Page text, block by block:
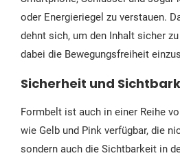
oder Energieriegel zu verstauen.
dehnt sich, um den Inhalt sicher
dabei die Bewegungsfreiheit
Sicherheit und
Formbelt ist auch in einer Reihe
wie Gelb und Pink verfügbar, die
sondern auch die Sichtbarkeit in